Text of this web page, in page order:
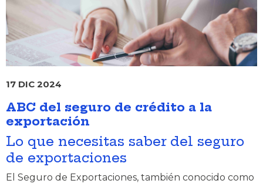
17 DIC 2024
ABC del seguro de crédito a la
exportación
Lo que necesitas saber del seguro
de exportaciones
El Seguro de Exportaciones, también conocido como